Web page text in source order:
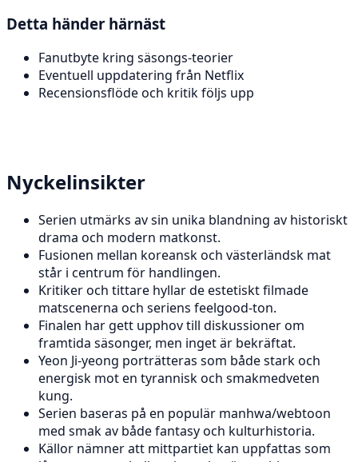
Detta händer härnäst
Fanutbyte kring säsongs-teorier
Eventuell uppdatering från Netflix
Recensionsflöde och kritik följs upp
Nyckelinsikter
Serien utmärks av sin unika blandning av historiskt
drama och modern matkonst.
Fusionen mellan koreansk och västerländsk mat
står i centrum för handlingen.
Kritiker och tittare hyllar de estetiskt filmade
matscenerna och seriens feelgood-ton.
Finalen har gett upphov till diskussioner om
framtida säsonger, men inget är bekräftat.
Yeon Ji-yeong porträtteras som både stark och
energisk mot en tyrannisk och smakmedveten
kung.
Serien baseras på en populär manhwa/webtoon
med smak av både fantasy och kulturhistoria.
Källor nämner att mittpartiet kan uppfattas som